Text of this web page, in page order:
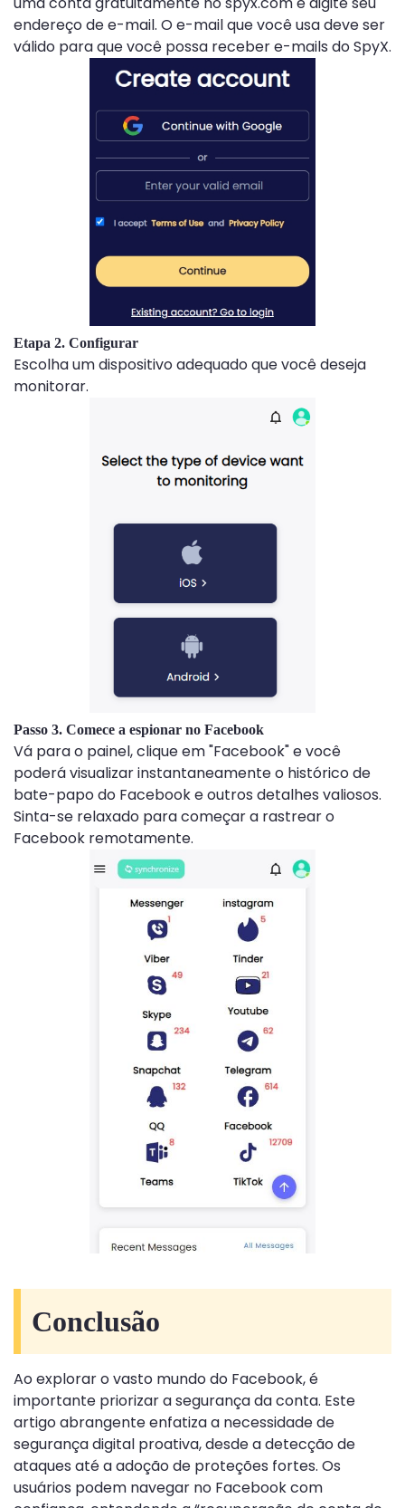
endereço de e-mail. O e-mail que você usa deve ser
válido para que você possa receber e-mails do SpyX.
Etapa 2. Configurar
Escolha um dispositivo adequado que você deseja
monitorar.
Passo 3. Comece a espionar no Facebook
Vá para o painel, clique em "Facebook" e você
poderá visualizar instantaneamente o histórico de
bate-papo do Facebook e outros detalhes valiosos.
Sinta-se relaxado para começar a rastrear o
Facebook remotamente.
Conclusão
Ao explorar o vasto mundo do Facebook, é
importante priorizar a segurança da conta. Este
artigo abrangente enfatiza a necessidade de
segurança digital proativa, desde a detecção de
ataques até a adoção de proteções fortes. Os
usuários podem navegar no Facebook com